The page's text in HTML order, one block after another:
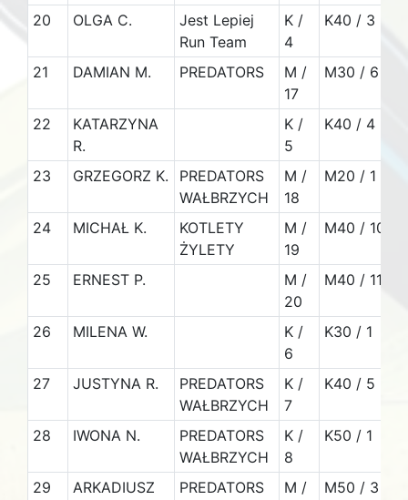
20
OLGA C.
Jest Lepiej
Run Team
K /
4
K40 / 3
21
DAMIAN M. PREDATORS
M /
17
M30 / 6
22
KATARZYNA
R.
K /
5
K40 / 4
23
GRZEGORZ K.
PREDATORS
WAŁBRZYCH
M /
18
M20 / 1
24
MICHAŁ K.
KOTLETY
ŻYLETY
M /
19
M40 / 10
25
ERNEST P.
M /
20
M40 / 11
26
MILENA W.
K /
6
K30 / 1
27 JUSTYNA R.
PREDATORS
WAŁBRZYCH
K /
7
K40 / 5
28
IWONA N.
PREDATORS
WAŁBRZYCH
K /
8
K50 / 1
29 ARKADIUSZ PREDATORS M / M50 / 3